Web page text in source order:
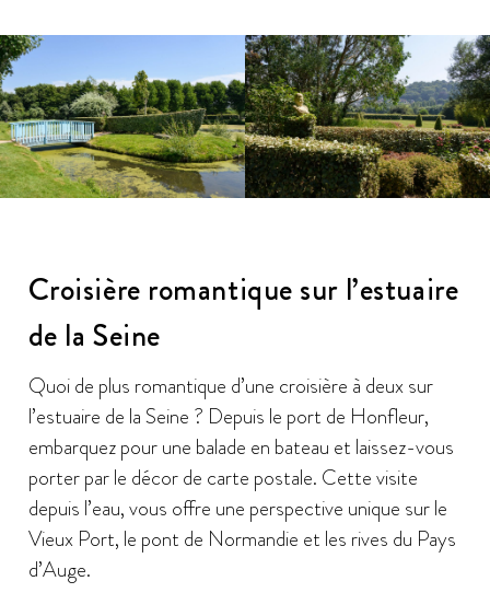
Croisière romantique sur l’estuaire
de la Seine
Quoi de plus romantique d’une croisière à deux sur
l’estuaire de la Seine ? Depuis le port de Honfleur,
embarquez pour une balade en bateau et laissez-vous
porter par le décor de carte postale. Cette visite
depuis l’eau, vous offre une perspective unique sur le
Vieux Port, le pont de Normandie et les rives du Pays
d’Auge.